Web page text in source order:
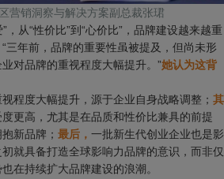
营销洞察与解决方案副总裁张珺
，从“性价比”到“心价比”，品牌建设越来越重
三年前，品牌的重要性虽被提及，但尚未形
对品牌的重视程度大幅提升。”她认为这背
程度大幅提升，源于企业自身战略调整； 其
更高，尤其是在品质和性价比兼具的前提
新品牌； 最后， 一批新生代创业企业也是影
就具备打造全球影响力品牌的意识，而非仅
在持续扩大品牌建设的浪潮。